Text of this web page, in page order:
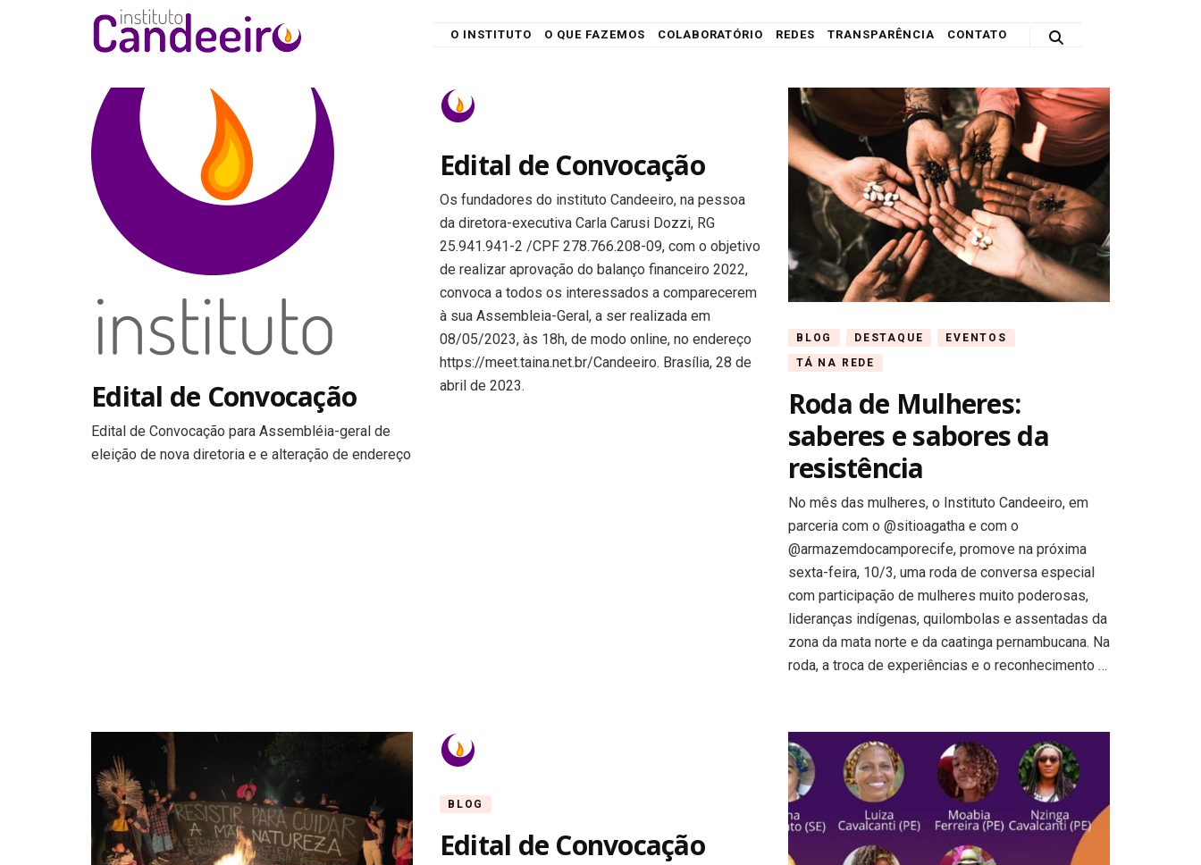
Instituto Candeeiro
O INSTITUTO O QUE FAZEMOS COLABORATÓRIO REDES TRANSPARÊNCIA CONTATO
Edital de Convocação
Edital de Convocação para Assembléia-geral de
eleição de nova diretoria e e alteração de endereço
Edital de Convocação
Os fundadores do instituto Candeeiro, na pessoa
da diretora-executiva Carla Carusi Dozzi, RG
25.941.941-2 /CPF 278.766.208-09, com o objetivo
de realizar aprovação do balanço financeiro 2022,
convoca a todos os interessados a comparecerem
à sua Assembleia-Geral, a ser realizada em
08/05/2023, às 18h, de modo online, no endereço
https://meet.taina.net.br/Candeeiro. Brasília, 28 de
abril de 2023.
BLOG DESTAQUE EVENTOS
TÁ NA REDE
Roda de Mulheres:
saberes e sabores da
resistência
No mês das mulheres, o Instituto Candeeiro, em
parceria com o @sitioagatha e com o
@armazemdocamporecife, promove na próxima
sexta-feira, 10/3, uma roda de conversa especial
com participação de mulheres muito poderosas,
lideranças indígenas, quilombolas e assentadas da
zona da mata norte e da caatinga pernambucana. Na
roda, a troca de experiências e o reconhecimento …
BLOG
Edital de Convocação